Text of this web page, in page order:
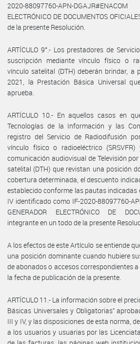
2020-88097760-APN-
ELECTRÓNICO DE DOCUMENTOS
de la presente Resolución.
ARTÍCULO 9°.- Los prestadores de
suscripción mediante vínculo físico o
vínculo satelital (DTH) deberán brindar, a
2021, la Prestación Básica Universal
aprueba.
ARTÍCULO 10.- En aquellos casos en
Tecnologías de la Información y las
registro del Servicio de Radiodifusión
vínculo físico o radioeléctrico
comunicación audiovisual de Televisión
satelital (DTH) que revistan una posición
cobertura determinada, el descuento
establecido conforme las pautas indicadas
IV identificado como IF-2020-88097760-
GENERADOR ELECTRÓNICO DE
integrante en un todo de la presente
A los efectos de este Artículo se entiende
una posición dominante cuando hubiere
de abonados o accesos correspondientes
la fecha de publicación de la presente.
ARTÍCULO 11.- La información sobre el
Básicas Universales y Obligatorias”
III y IV, y las disposiciones de esta norma,
a los usuarios y usuarias por las